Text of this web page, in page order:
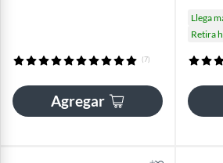
(7)
Agregar
Llega
Retira